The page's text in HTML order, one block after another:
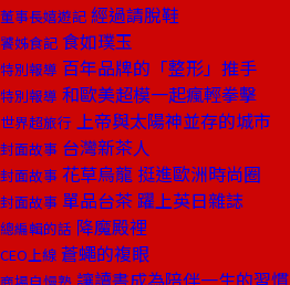
董事長嬉遊記 經過請脫鞋
饕姊食記 食如璞玉
特別報導 百年品牌的「整形」推手
特別報導 和歐美超模一起瘋輕拳擊
世界超旅行 上帝與太陽神並存的城市
封面故事 台灣新茶人
封面故事 花草烏龍 挺進歐洲時尚圈
封面故事 單品台茶 躍上英日雜誌
總編輯的話 降魔殿裡
CEO上線 蒼蠅的複眼
讓讀書成為陪伴一生的習慣